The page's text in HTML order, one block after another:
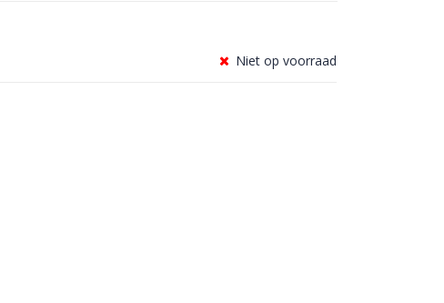
Niet op voorraad